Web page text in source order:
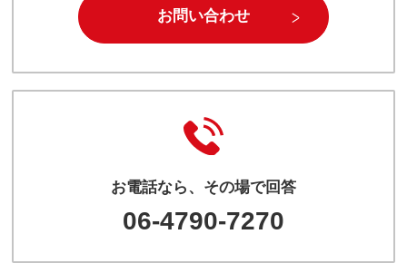
お問い合わせ
お電話なら、その場で回答
06-4790-7270